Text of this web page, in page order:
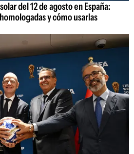
del 12 de agosto en España:
y cómo usarlas